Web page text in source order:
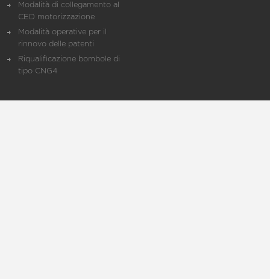
Modalità di collegamento al
CED motorizzazione
Modalità operative per il
rinnovo delle patenti
Riqualificazione bombole di
tipo CNG4